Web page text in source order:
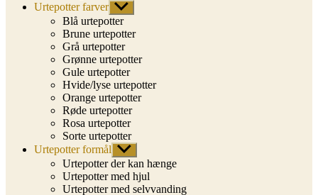
Urtepotter farver Vis
undermenu
Blå urtepotter
Brune urtepotter
Grå urtepotter
Grønne urtepotter
Gule urtepotter
Hvide/lyse urtepotter
Orange urtepotter
Røde urtepotter
Rosa urtepotter
Sorte urtepotter
Urtepotter formål Vis
undermenu
Urtepotter der kan hænge
Urtepotter med hjul
Urtepotter med selvvanding